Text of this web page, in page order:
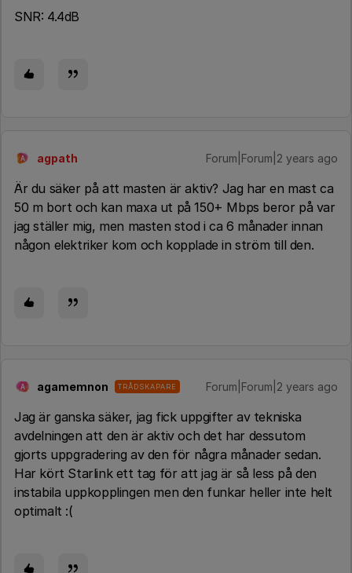
SNR: 4.4dB
A agpath Forum|Forum|2 years ago
Är du säker på att masten är aktiv? Jag har en mast ca
50 m bort och kan maxa ut på 150+ Mbps beror på var
jag ställer mig, men masten stod i ca 6 månader innan
någon elektriker kom och kopplade in ström till den.
A agamemnon TRÅDSKAPARE Forum|Forum|2 years ago
Jag är ganska säker, jag fick uppgifter av tekniska
avdelningen att den är aktiv och det har dessutom
gjorts uppgradering av den för några månader sedan.
Har kört Starlink ett tag för att jag är så less på den
instabila uppkopplingen men den funkar heller inte helt
optimalt :(